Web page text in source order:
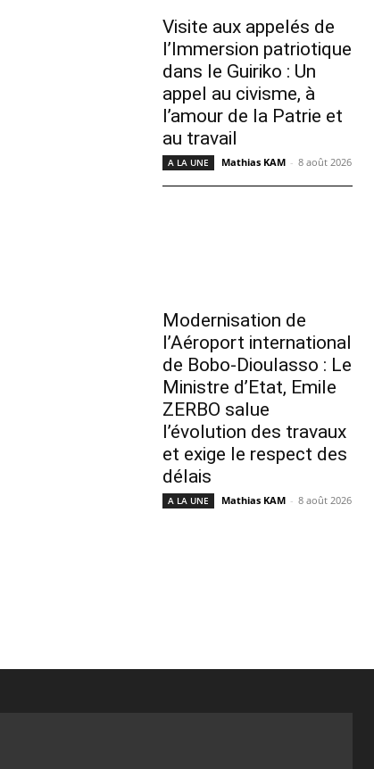
Visite aux appelés de
l’Immersion patriotique
dans le Guiriko : Un
appel au civisme, à
l’amour de la Patrie et
au travail
A LA UNE Mathias KAM - 8 août 2026
Modernisation de
l’Aéroport international
de Bobo-Dioulasso : Le
Ministre d’Etat, Emile
ZERBO salue
l’évolution des travaux
et exige le respect des
délais
A LA UNE Mathias KAM - 8 août 2026